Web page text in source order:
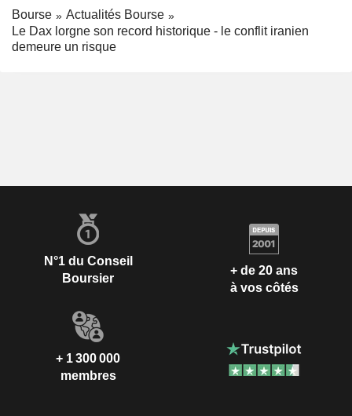
Bourse
Actualités Bourse
Le Dax lorgne son record historique - le conflit iranien
demeure un risque
N°1 du Conseil
Boursier
+ de 20 ans
à vos côtés
+ 1 300 000
membres